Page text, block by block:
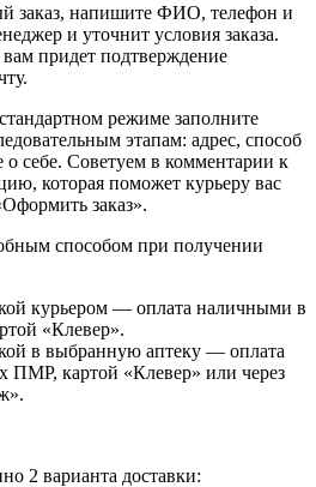
заказ, напишите ФИО, телефон и
и уточнит условия заказа.
вам придет подтверждение
режиме заполните
этапам: адрес, способ
себе. Советуем в комментарии к
которая поможет курьеру вас
заказ».
способом при получении
курьером — оплата наличными в
«Клевер».
в выбранную аптеку — оплата
ПМР, картой «Клевер» или через
2 варианта доставки: